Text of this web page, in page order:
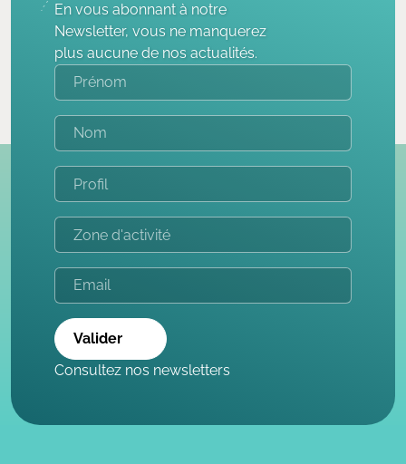
En vous abonnant à notre
Newsletter, vous ne manquerez
plus aucune de nos actualités.
Valider
Consultez nos newsletters